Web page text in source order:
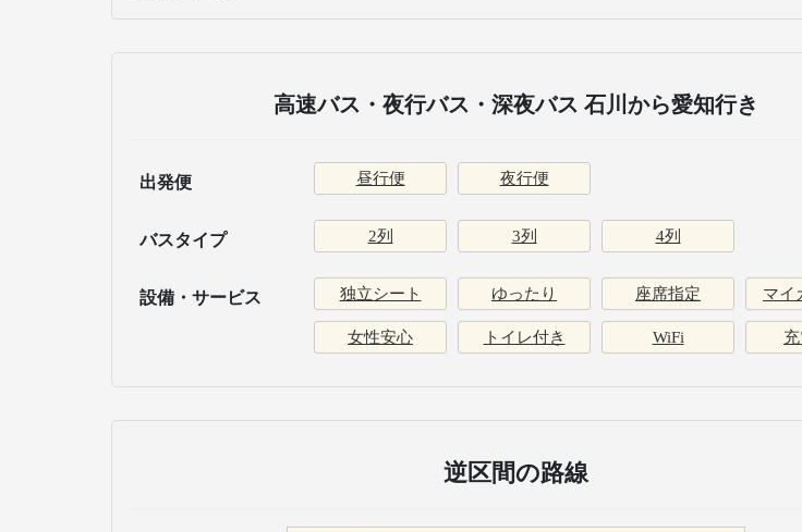
高速バス・夜行バス・深夜バス 石川から愛知行き
出発便 昼行便 夜行便
バスタイプ 2列 3列 4列
設備・サービス 独立シート ゆったり 座席指定 マイ
女性安心 トイレ付き WiFi
逆区間の路線